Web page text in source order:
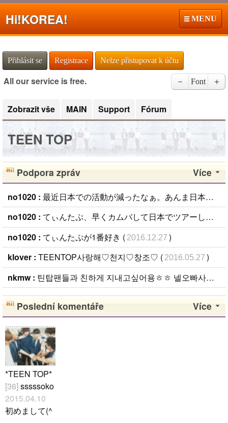
Hi!KOREA! MENU
Přihlásit se Registrace Nelze přistupovat k účtu
All our service is free. － Font ＋
Zobrazit vše MAIN Support Fórum
TEEN TOP
Více
Podpora zpráv
no1020 : 最近日本での活動が減ったなぁ。あんま日本で人気無いし。ペンとしては淋しいなぁ (
no1020 : てぃんたぷ、早くカムバして日本でツアーしないかなぁ（≧∇≦） (
no1020 : てぃんたぷが1番好き ( 2016.12.27 )
klover : TEENTOP사랑해♡천지♡창조♡ ( 2016.05.27 )
nkmw : 틴탑팬들과 친하게 지내고싶어용ㅎㅎ 넬오빠사랑해유ㅠㅠ♥️ (
Více
Poslední komentáře
*TEEN TOP*
[36]sssssoko
2015.04.10
初めまして(^